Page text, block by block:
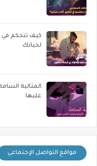
كيف تتحكم في
لحياتك
المثالية
عليها
مواقع التواصل الإجتماعي